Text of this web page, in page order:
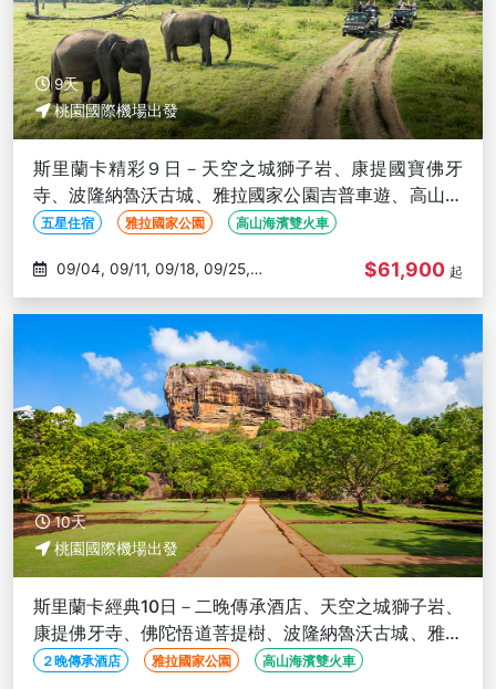
9天
桃園國際機場出發
斯里蘭卡精彩９日－天空之城獅子岩、康提國寶佛牙
寺、波隆納魯沃古城、雅拉國家公園吉普車遊、高山海
濱雙火車
五星住宿 雅拉國家公園 高山海濱雙火車
10/02
$61,900 起
10天
桃園國際機場出發
斯里蘭卡經典10日－二晚傳承酒店、天空之城獅子岩、
康提佛牙寺、佛陀悟道菩提樹、波隆納魯沃古城、雅拉
國家公園
２晚傳承酒店 雅拉國家公園 高山海濱雙火車